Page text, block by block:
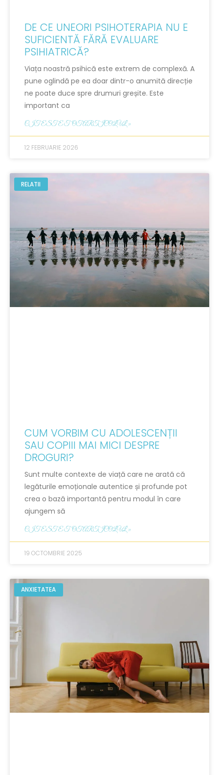
DE CE UNEORI PSIHOTERAPIA NU E
SUFICIENTĂ FĂRĂ EVALUARE
PSIHIATRICĂ?
Viața noastră psihică este extrem de complexă. A
pune oglindă pe ea doar dintr-o anumită direcție
ne poate duce spre drumuri greșite. Este
important ca
CITESTE TOT ARTICOLUL »
12 FEBRUARIE 2026
RELATII
CUM VORBIM CU ADOLESCENȚII
SAU COPIII MAI MICI DESPRE
DROGURI?
Sunt multe contexte de viață care ne arată că
legăturile emoționale autentice și profunde pot
crea o bază importantă pentru modul în care
ajungem să
CITESTE TOT ARTICOLUL »
19 OCTOMBRIE 2025
ANXIETATEA